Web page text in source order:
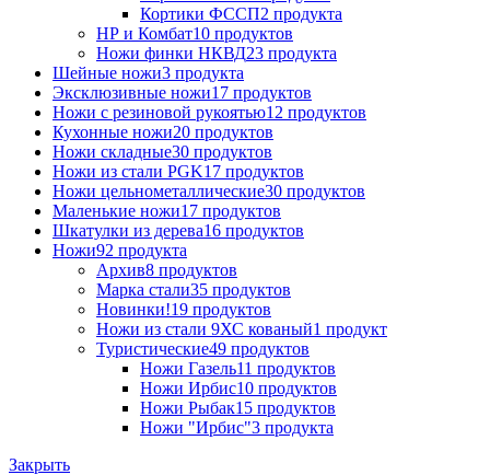
Кортики ФССП2 продукта
НР и Комбат10 продуктов
Ножи финки НКВД23 продукта
Шейные ножи3 продукта
Эксклюзивные ножи17 продуктов
Ножи с резиновой рукоятью12 продуктов
Кухонные ножи20 продуктов
Ножи складные30 продуктов
Ножи из стали PGK17 продуктов
Ножи цельнометаллические30 продуктов
Маленькие ножи17 продуктов
Шкатулки из дерева16 продуктов
Ножи92 продукта
Архив8 продуктов
Марка стали35 продуктов
Новинки!19 продуктов
Ножи из стали 9ХС кованый1 продукт
Туристические49 продуктов
Ножи Газель11 продуктов
Ножи Ирбис10 продуктов
Ножи Рыбак15 продуктов
Ножи "Ирбис"3 продукта
Закрыть